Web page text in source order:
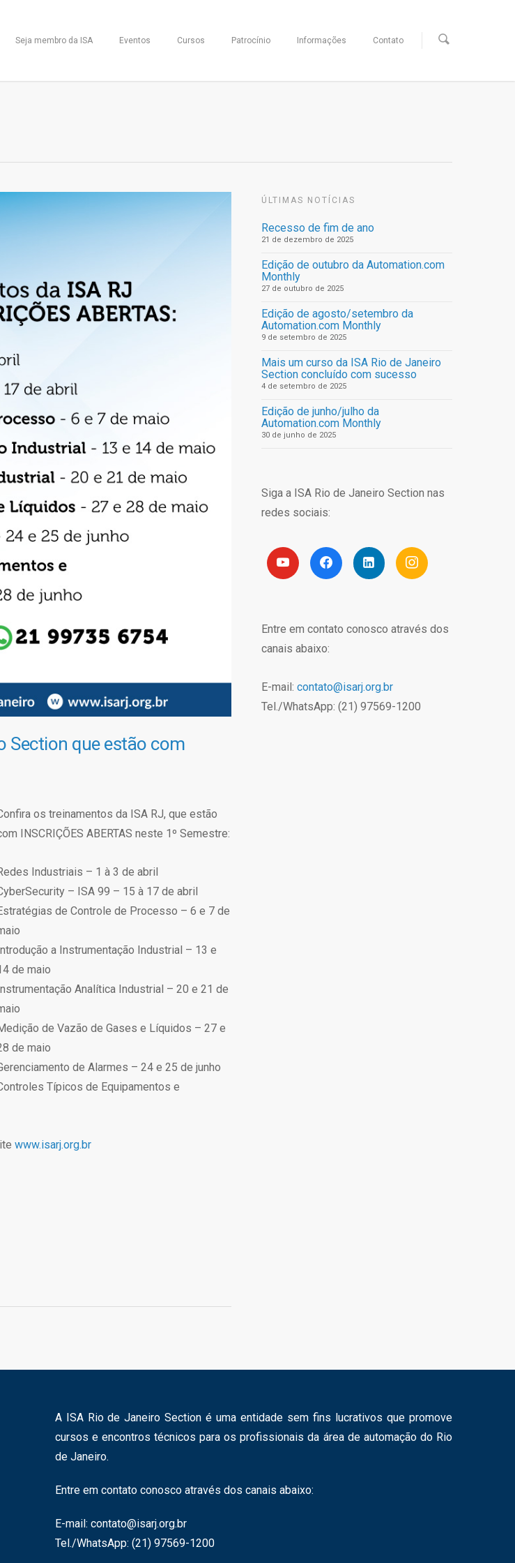
Seja membro da ISA Eventos Cursos Patrocínio Informações Contato
Section que estão com
os treinamentos da ISA RJ, que estão
INSCRIÇÕES ABERTAS neste 1º Semestre:
Industriais – 1 à 3 de abril
– ISA 99 – 15 à 17 de abril
de Controle de Processo – 6 e 7 de
Introdução a Instrumentação Industrial – 13 e
de maio
Instrumentação Analítica Industrial – 20 e 21 de
de Vazão de Gases e Líquidos – 27 e
de maio
de Alarmes – 24 e 25 de junho
Típicos de Equipamentos e
www.isarj.org.br
ÚLTIMAS NOTÍCIAS
Recesso de fim de ano
21 de dezembro de 2025
Edição de outubro da Automation.com
Monthly
27 de outubro de 2025
Edição de agosto/setembro da
Automation.com Monthly
9 de setembro de 2025
Mais um curso da ISA Rio de Janeiro
Section concluído com sucesso
4 de setembro de 2025
Edição de junho/julho da
Automation.com Monthly
30 de junho de 2025
Siga a ISA Rio de Janeiro Section nas
redes sociais:
Entre em contato conosco através dos
canais abaixo:
E-mail:contato@isarj.org.br
Tel./WhatsApp: (21) 97569-1200
A ISA Rio de Janeiro Section é uma entidade sem fins lucrativos que promove
cursos e encontros técnicos para os profissionais da área de automação do Rio
de Janeiro.
Entre em contato conosco através dos canais abaixo:
E-mail: contato@isarj.org.br
Tel./WhatsApp: (21) 97569-1200